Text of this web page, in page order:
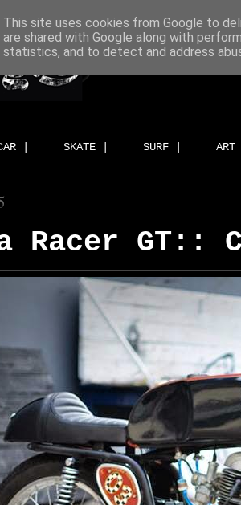
| SKATE | SURF |
Racer GT::
This site uses cookies from Google to
are shared with Google along with
statistics, and to detect and address